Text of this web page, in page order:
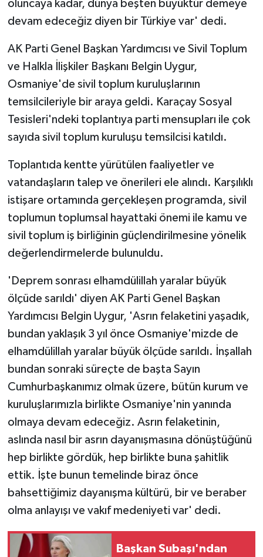
oluncaya kadar, dünya beşten büyüktür demeye
devam edeceğiz diyen bir Türkiye var' dedi.
AK Parti Genel Başkan Yardımcısı ve Sivil Toplum
ve Halkla İlişkiler Başkanı Belgin Uygur,
Osmaniye'de sivil toplum kuruluşlarının
temsilcileriyle bir araya geldi. Karaçay Sosyal
Tesisleri'ndeki toplantıya parti mensupları ile çok
sayıda sivil toplum kuruluşu temsilcisi katıldı.
Toplantıda kentte yürütülen faaliyetler ve
vatandaşların talep ve önerileri ele alındı. Karşılıklı
istişare ortamında gerçekleşen programda, sivil
toplumun toplumsal hayattaki önemi ile kamu ve
sivil toplum iş birliğinin güçlendirilmesine yönelik
değerlendirmelerde bulunuldu.
'Deprem sonrası elhamdülillah yaralar büyük
ölçüde sarıldı' diyen AK Parti Genel Başkan
Yardımcısı Belgin Uygur, 'Asrın felaketini yaşadık,
bundan yaklaşık 3 yıl önce Osmaniye'mizde de
elhamdülillah yaralar büyük ölçüde sarıldı. İnşallah
bundan sonraki süreçte de başta Sayın
Cumhurbaşkanımız olmak üzere, bütün kurum ve
kuruluşlarımızla birlikte Osmaniye'nin yanında
olmaya devam edeceğiz. Asrın felaketinin,
aslında nasıl bir asrın dayanışmasına dönüştüğünü
hep birlikte gördük, hep birlikte buna şahitlik
ettik. İşte bunun temelinde biraz önce
bahsettiğimiz dayanışma kültürü, bir ve beraber
olma anlayışı ve vakıf medeniyeti var' dedi.
Başkan Subaşı'ndan